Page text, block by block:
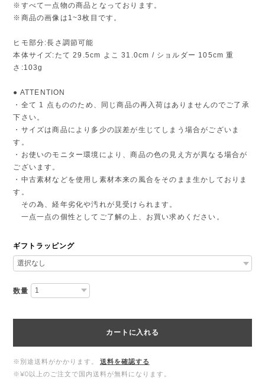
※すべて一点物の商品となっております。
※商品の画像は1~3枚目です。
ヒモ部分:長さ調節可能
本体サイズ:たて 29.5cm よこ 31.0cm / ショルダー 105cm 重
さ:103g
● ATTENTION
・全て 1 点もののため、同じ商品の再入荷はありませんのでご了承
下さい。
・サイズは商品により多少の誤差が生じてしまう場合がございま
す。
・お使いのモニター環境により、商品の色の見え方が異なる場合が
ございます。
・中古素材などを使用し素材本来の風合をそのまま生かしておりま
す。
その為、経年劣化や汚れが見受けられます。
一点一点の個性としてご了解の上、お買い求めください。
ギフトラッピング
数量
カートに入れる
※別途送料がかかります。
送料を確認する
※¥0以上のご注文で国内送料が無料になります。